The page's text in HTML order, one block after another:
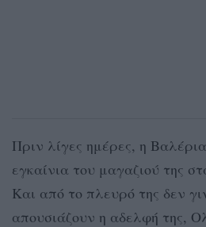
Πριν λίγες ημέρες, η
εγκαίνια του μαγαζιού της
Και από το πλευρό της δεν
απουσιάζουν η αδελφή της,